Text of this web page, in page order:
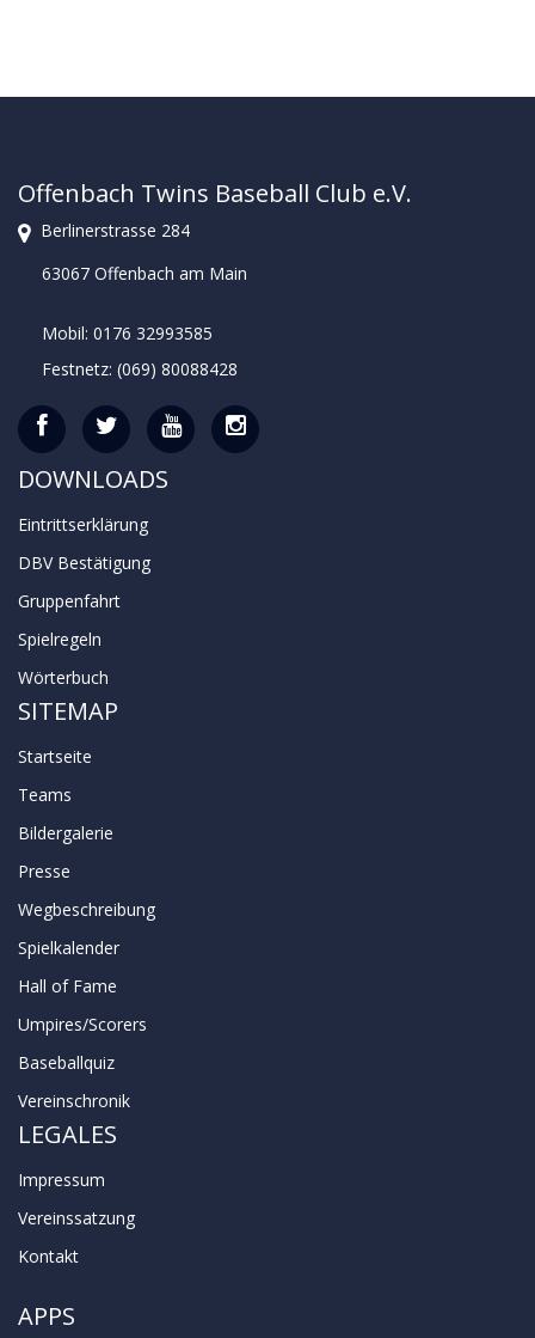
Offenbach Twins Baseball Club e.V.
Berlinerstrasse 284
63067 Offenbach am Main
Mobil: 0176 32993585
Festnetz: (069) 80088428
DOWNLOADS
Eintrittserklärung
DBV Bestätigung
Gruppenfahrt
Spielregeln
Wörterbuch
SITEMAP
Startseite
Teams
Bildergalerie
Presse
Wegbeschreibung
Spielkalender
Hall of Fame
Umpires/Scorers
Baseballquiz
Vereinschronik
LEGALES
Impressum
Vereinssatzung
Kontakt
APPS